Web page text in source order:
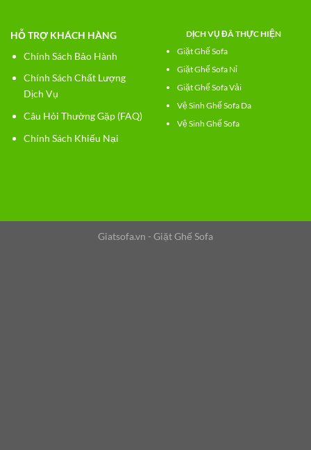
HỖ TRỢ KHÁCH HÀNG
Chính Sách Bảo Hành
Chính Sách Chất Lượng
Dịch Vụ
Câu Hỏi Thường Gặp (FAQ)
Chính Sách Khiếu Nại
DỊCH VỤ ĐÃ THỰC HIỆN
Giặt Ghế Sofa
Giặt Ghế Sofa Nỉ
Giặt Ghế Sofa Vải
Vệ Sinh Ghế Sofa Da
Vệ Sinh Ghế Sofa
Giatsofa.vn - Giặt Ghế Sofa